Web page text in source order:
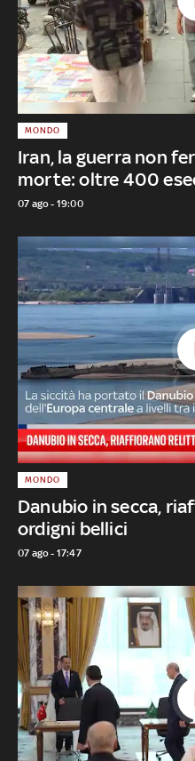
Iran, la guerra non
morte: oltre 400
MONDO
07 ago - 19:00
Danubio in secca,
ordigni bellici
MONDO
07 ago - 17:47